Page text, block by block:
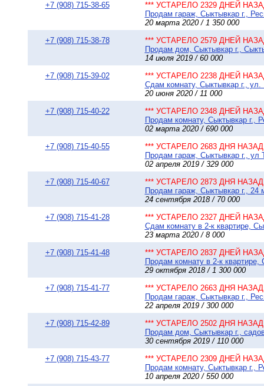
+7 (908) 715-38-65
*** УСТАРЕЛО 2329 ДНЕЙ
Продам гараж, Сыктывкар г.,
20 марта 2020 / 1 350 000
+7 (908) 715-38-78
*** УСТАРЕЛО 2579 ДНЕЙ
Продам дом, Сыктывкар г.,
14 июля 2019 / 60 000
+7 (908) 715-39-02
*** УСТАРЕЛО 2238 ДНЕЙ
Сдам комнату, Сыктывкар г.,
20 июня 2020 / 11 000
+7 (908) 715-40-22
*** УСТАРЕЛО 2348 ДНЕЙ
Продам комнату, Сыктывкар г.,
02 марта 2020 / 690 000
+7 (908) 715-40-55
*** УСТАРЕЛО 2683 ДНЯ НАЗАД
Продам гараж, Сыктывкар г., ул
02 апреля 2019 / 329 000
+7 (908) 715-40-67
*** УСТАРЕЛО 2873 ДНЯ НАЗАД
Продам гараж, Сыктывкар г., 24
24 сентября 2018 / 70 000
+7 (908) 715-41-28
*** УСТАРЕЛО 2327 ДНЕЙ
Сдам комнату в 2-к квартире,
23 марта 2020 / 8 000
+7 (908) 715-41-48
*** УСТАРЕЛО 2837 ДНЕЙ
Продам комнату в 2-к квартире,
29 октября 2018 / 1 300 000
+7 (908) 715-41-77
*** УСТАРЕЛО 2663 ДНЯ НАЗАД
Продам гараж, Сыктывкар г.,
22 апреля 2019 / 300 000
+7 (908) 715-42-89
*** УСТАРЕЛО 2502 ДНЯ НАЗАД
Продам дом, Сыктывкар г.,
30 сентября 2019 / 110 000
+7 (908) 715-43-77
*** УСТАРЕЛО 2309 ДНЕЙ
Продам комнату, Сыктывкар г.,
10 апреля 2020 / 550 000